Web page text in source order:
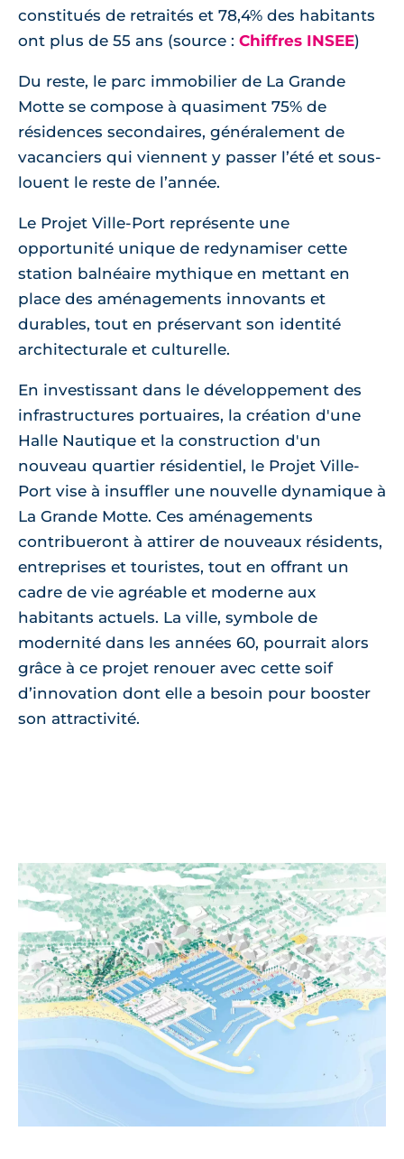
constitués de retraités et 78,4% des habitants
ont plus de 55 ans (source : Chiffres INSEE)
Du reste, le parc immobilier de La Grande
Motte se compose à quasiment 75% de
résidences secondaires, généralement de
vacanciers qui viennent y passer l’été et sous-
louent le reste de l’année.
Le Projet Ville-Port représente une
opportunité unique de redynamiser cette
station balnéaire mythique en mettant en
place des aménagements innovants et
durables, tout en préservant son identité
architecturale et culturelle.
En investissant dans le développement des
infrastructures portuaires, la création d'une
Halle Nautique et la construction d'un
nouveau quartier résidentiel, le Projet Ville-
Port vise à insuffler une nouvelle dynamique à
La Grande Motte. Ces aménagements
contribueront à attirer de nouveaux résidents,
entreprises et touristes, tout en offrant un
cadre de vie agréable et moderne aux
habitants actuels. La ville, symbole de
modernité dans les années 60, pourrait alors
grâce à ce projet renouer avec cette soif
d’innovation dont elle a besoin pour booster
son attractivité.